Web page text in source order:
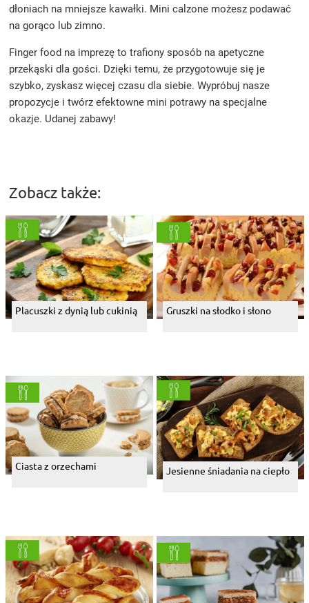
dłoniach na mniejsze kawałki. Mini calzone możesz podawać
na gorąco lub zimno.
Finger food na imprezę to trafiony sposób na apetyczne
przekąski dla gości. Dzięki temu, że przygotowuje się je
szybko, zyskasz więcej czasu dla siebie. Wypróbuj nasze
propozycje i twórz efektowne mini potrawy na specjalne
okazje. Udanej zabawy!
Zobacz także:
Placuszki z dynią lub cukinią Gruszki na słodko i słono
Ciasta z orzechami Jesienne śniadania na ciepło